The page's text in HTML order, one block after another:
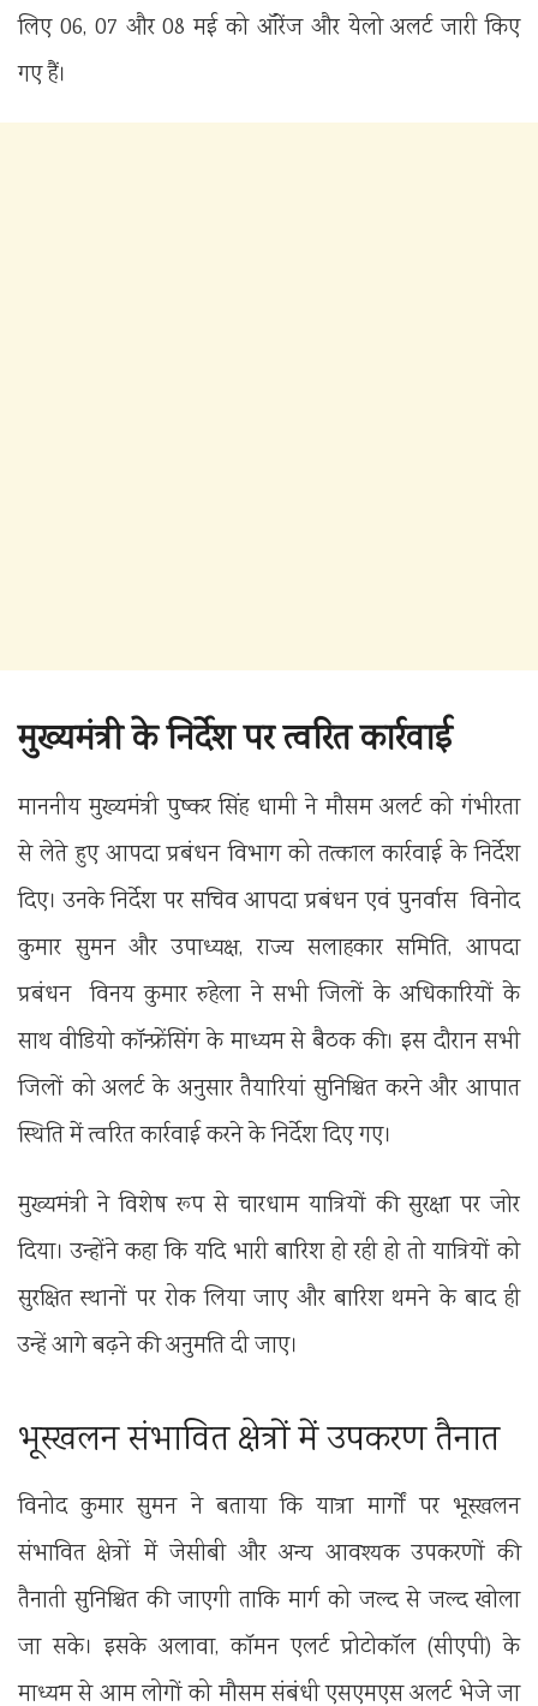
लिए 06, 07 और 08 मई को ऑरेंज और येलो अलर्ट जारी किए
गए हैं।
मुख्यमंत्री के निर्देश पर त्वरित कार्रवाई
माननीय मुख्यमंत्री पुष्कर सिंह धामी ने मौसम अलर्ट को गंभीरता
से लेते हुए आपदा प्रबंधन विभाग को तत्काल कार्रवाई के निर्देश
दिए। उनके निर्देश पर सचिव आपदा प्रबंधन एवं पुनर्वास विनोद
कुमार सुमन और उपाध्यक्ष, राज्य सलाहकार समिति, आपदा
प्रबंधन विनय कुमार रुहेला ने सभी जिलों के अधिकारियों के
साथ वीडियो कॉन्फ्रेंसिंग के माध्यम से बैठक की। इस दौरान सभी
जिलों को अलर्ट के अनुसार तैयारियां सुनिश्चित करने और आपात
स्थिति में त्वरित कार्रवाई करने के निर्देश दिए गए।
मुख्यमंत्री ने विशेष रूप से चारधाम यात्रियों की सुरक्षा पर जोर
दिया। उन्होंने कहा कि यदि भारी बारिश हो रही हो तो यात्रियों को
सुरक्षित स्थानों पर रोक लिया जाए और बारिश थमने के बाद ही
उन्हें आगे बढ़ने की अनुमति दी जाए।
भूस्खलन संभावित क्षेत्रों में उपकरण तैनात
विनोद कुमार सुमन ने बताया कि यात्रा मार्गों पर भूस्खलन
संभावित क्षेत्रों में जेसीबी और अन्य आवश्यक उपकरणों की
तैनाती सुनिश्चित की जाएगी ताकि मार्ग को जल्द से जल्द खोला
जा सके। इसके अलावा, कॉमन एलर्ट प्रोटोकॉल (सीएपी) के
माध्यम से आम लोगों को मौसम संबंधी एसएमएस अलर्ट भेजे जा